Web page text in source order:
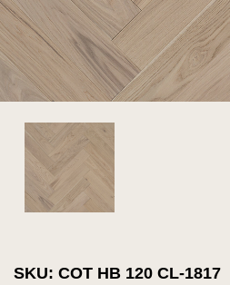
SKU: COT HB 120 CL-1817